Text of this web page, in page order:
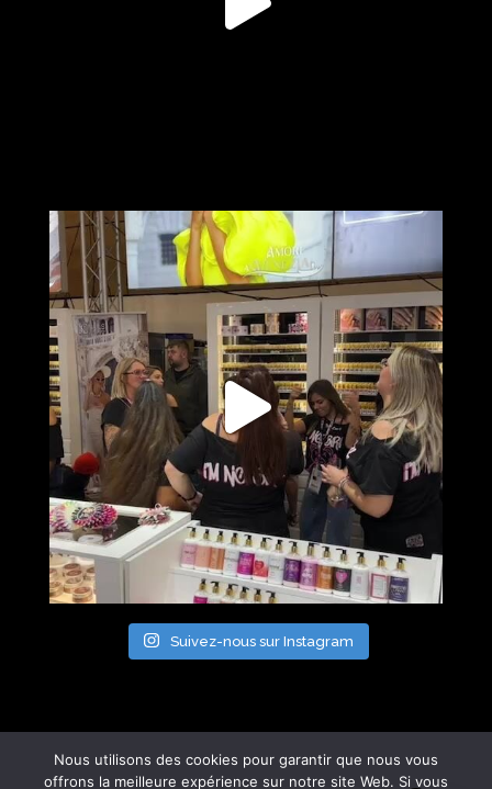
Suivez-nous sur Instagram
Nous utilisons des cookies pour garantir que nous vous
offrons la meilleure expérience sur notre site Web. Si vous